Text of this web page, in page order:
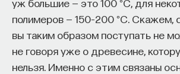
уж большие — это 100 °C, для
полимеров — 150–200 °C. Скажем,
вы таким образом поступать не
не говоря уже о древесине,
нельзя. Именно с этим связаны
мешает поиску подходящих
Непрозрачные механизмы в
компаниях усложняют процесс
трудоустройства​;
полноценными вирусными
даже сохраняют способность
инфекцию: при экспрессии
наследственной информации,